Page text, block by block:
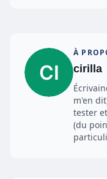
À
cirilla
m'en
tester
(du